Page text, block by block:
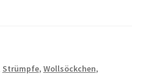
Strümpfe, Wollsöckchen,